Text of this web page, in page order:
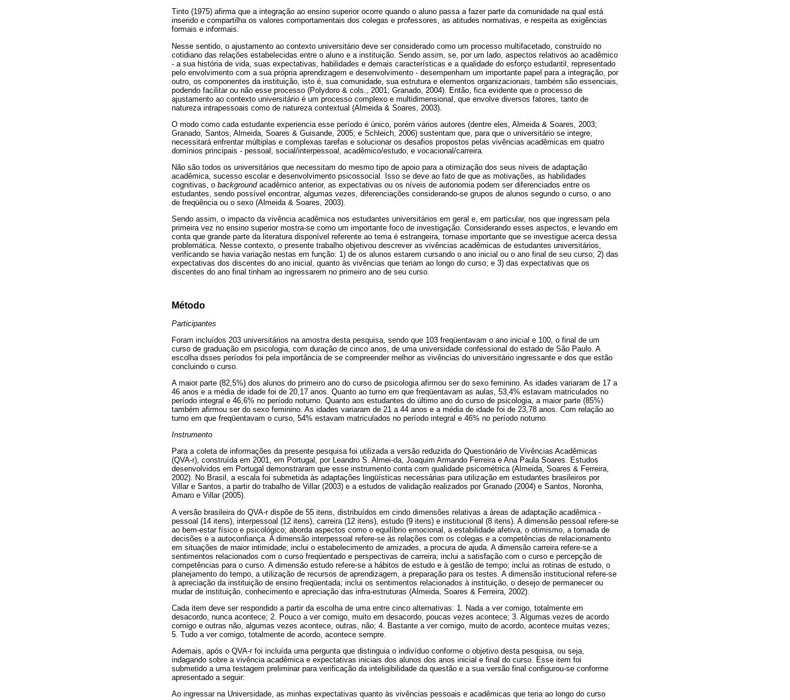
Tinto (1975) afirma que a integração ao ensino superior ocorre quando o aluno passa a fazer parte da comunidade na qual está
inserido e compartilha os valores comportamentais dos colegas e professores, as atitudes normativas, e respeita as exigências
formais e informais.
Nesse sentido, o ajustamento ao contexto universitário deve ser considerado como um processo multifacetado, construído no
cotidiano das relações estabelecidas entre o aluno e a instituição. Sendo assim, se, por um lado, aspectos relativos ao acadêmico
- a sua história de vida, suas expectativas, habilidades e demais características e a qualidade do esforço estudantil, representado
pelo envolvimento com a sua própria aprendizagem e desenvolvimento - desempenham um importante papel para a integração, por
outro, os componentes da instituição, isto é, sua comunidade, sua estrutura e elementos organizacionais, também são essenciais,
podendo facilitar ou não esse processo (Polydoro & cols., 2001; Granado, 2004). Então, fica evidente que o processo de
ajustamento ao contexto universitário é um processo complexo e multidimensional, que envolve diversos fatores, tanto de
natureza intrapessoais como de natureza contextual (Almeida & Soares, 2003).
O modo como cada estudante experiencia esse período é único, porém vários autores (dentre eles, Almeida & Soares, 2003;
Granado, Santos, Almeida, Soares & Guisande, 2005; e Schleich, 2006) sustentam que, para que o universitário se integre,
necessitará enfrentar múltiplas e complexas tarefas e solucionar os desafios propostos pelas vivências acadêmicas em quatro
domínios principais - pessoal, social/interpessoal, acadêmico/estudo, e vocacional/carreira.
Não são todos os universitários que necessitam do mesmo tipo de apoio para a otimização dos seus níveis de adaptação
acadêmica, sucesso escolar e desenvolvimento psicossocial. Isso se deve ao fato de que as motivações, as habilidades
cognitivas, o backgroundacadêmico anterior, as expectativas ou os níveis de autonomia podem ser diferenciados entre os
estudantes, sendo possível encontrar, algumas vezes, diferenciações considerando-se grupos de alunos segundo o curso, o ano
de freqüência ou o sexo (Almeida & Soares, 2003).
Sendo assim, o impacto da vivência acadêmica nos estudantes universitários em geral e, em particular, nos que ingressam pela
primeira vez no ensino superior mostra-se como um importante foco de investigação. Considerando esses aspectos, e levando em
conta que grande parte da literatura disponível referente ao tema é estrangeira, tornase importante que se investigue acerca dessa
problemática. Nesse contexto, o presente trabalho objetivou descrever as vivências acadêmicas de estudantes universitários,
verificando se havia variação nestas em função: 1) de os alunos estarem cursando o ano inicial ou o ano final de seu curso; 2) das
expectativas dos discentes do ano inicial, quanto às vivências que teriam ao longo do curso; e 3) das expectativas que os
discentes do ano final tinham ao ingressarem no primeiro ano de seu curso.
Método
Participantes
Foram incluídos 203 universitários na amostra desta pesquisa, sendo que 103 freqüentavam o ano inicial e 100, o final de um
curso de graduação em psicologia, com duração de cinco anos, de uma universidade confessional do estado de São Paulo. A
escolha dsses períodos foi pela importância de se compreender melhor as vivências do universitário ingressante e dos que estão
concluindo o curso.
A maior parte (82,5%) dos alunos do primeiro ano do curso de psicologia afirmou ser do sexo feminino. As idades variaram de 17 a
46 anos e a média de idade foi de 20,17 anos. Quanto ao turno em que freqüentavam as aulas, 53,4% estavam matriculados no
período integral e 46,6% no período noturno. Quanto aos estudantes do último ano do curso de psicologia, a maior parte (85%)
também afirmou ser do sexo feminino. As idades variaram de 21 a 44 anos e a média de idade foi de 23,78 anos. Com relação ao
turno em que freqüentavam o curso, 54% estavam matriculados no período integral e 46% no período noturno.
Instrumento
Para a coleta de informações da presente pesquisa foi utilizada a versão reduzida do Questionário de Vivências Acadêmicas
(QVA-r), construída em 2001, em Portugal, por Leandro S. Almei-da, Joaquim Armando Ferreira e Ana Paula Soares. Estudos
desenvolvidos em Portugal demonstraram que esse instrumento conta com qualidade psicométrica (Almeida, Soares & Ferreira,
2002). No Brasil, a escala foi submetida às adaptações lingüísticas necessárias para utilização em estudantes brasileiros por
Villar e Santos, a partir do trabalho de Villar (2003) e a estudos de validação realizados por Granado (2004) e Santos, Noronha,
Amaro e Villar (2005).
A versão brasileira do QVA-r dispõe de 55 itens, distribuídos em cindo dimensões relativas a áreas de adaptação acadêmica -
pessoal (14 itens), interpessoal (12 itens), carreira (12 itens), estudo (9 itens) e institucional (8 itens). A dimensão pessoal refere-se
ao bem-estar físico e psicológico; aborda aspectos como o equilíbrio emocional, a estabilidade afetiva, o otimismo, a tomada de
decisões e a autoconfiança. A dimensão interpessoal refere-se às relações com os colegas e a competências de relacionamento
em situações de maior intimidade; inclui o estabelecimento de amizades, a procura de ajuda. A dimensão carreira refere-se a
sentimentos relacionados com o curso freqüentado e perspectivas de carreira; inclui a satisfação com o curso e percepção de
competências para o curso. A dimensão estudo refere-se a hábitos de estudo e à gestão de tempo; inclui as rotinas de estudo, o
planejamento do tempo, a utilização de recursos de aprendizagem, a preparação para os testes. A dimensão institucional refere-se
à apreciação da instituição de ensino freqüentada; inclui os sentimentos relacionados à instituição, o desejo de permanecer ou
mudar de instituição, conhecimento e apreciação das infra-estruturas (Almeida, Soares & Ferreira, 2002).
Cada item deve ser respondido a partir da escolha de uma entre cinco alternativas: 1. Nada a ver comigo, totalmente em
desacordo, nunca acontece; 2. Pouco a ver comigo, muito em desacordo, poucas vezes acontece; 3. Algumas vezes de acordo
comigo e outras não, algumas vezes acontece, outras, não; 4. Bastante a ver comigo, muito de acordo, acontece muitas vezes;
5. Tudo a ver comigo, totalmente de acordo, acontece sempre.
Ademais, após o QVA-r foi incluída uma pergunta que distinguia o indivíduo conforme o objetivo desta pesquisa, ou seja,
indagando sobre a vivência acadêmica e expectativas iniciais dos alunos dos anos inicial e final do curso. Esse item foi
submetido a uma testagem preliminar para verificação da inteligibilidade da questão e a sua versão final configurou-se conforme
apresentado a seguir:
Ao ingressar na Universidade, as minhas expectativas quanto às vivências pessoais e acadêmicas que teria ao longo do curso